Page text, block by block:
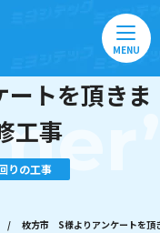
MENU
トを頂きま
工事
りの工事
/ 枚方市 S様よりアンケートを頂